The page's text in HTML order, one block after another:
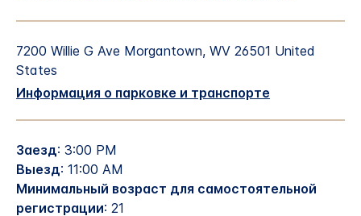
7200 Willie G Ave Morgantown, WV 26501 United
States
Информация о парковке и транспорте
Заезд: 3:00 PM
Выезд: 11:00 AM
Минимальный возраст для самостоятельной
регистрации: 21